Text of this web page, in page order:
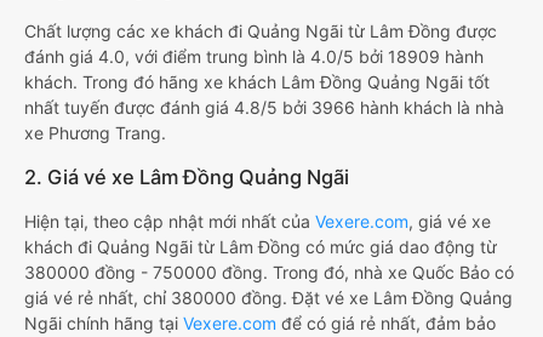
Chất lượng các xe khách đi Quảng Ngãi từ Lâm Đồng được
đánh giá 4.0, với điểm trung bình là 4.0/5 bởi 18909 hành
khách. Trong đó hãng xe khách Lâm Đồng Quảng Ngãi tốt
nhất tuyến được đánh giá 4.8/5 bởi 3966 hành khách là nhà
xe Phương Trang.
2. Giá vé xe Lâm Đồng Quảng Ngãi
Hiện tại, theo cập nhật mới nhất của Vexere.com, giá vé xe
khách đi Quảng Ngãi từ Lâm Đồng có mức giá dao động từ
380000 đồng - 750000 đồng. Trong đó, nhà xe Quốc Bảo có
giá vé rẻ nhất, chỉ 380000 đồng. Đặt vé xe Lâm Đồng Quảng
Ngãi chính hãng tại Vexere.com để có giá rẻ nhất, đảm bảo